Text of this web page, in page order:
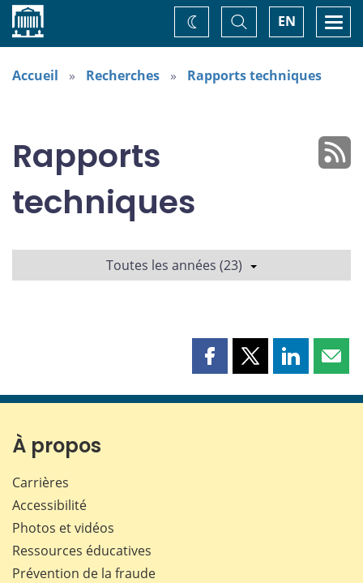
Accueil EN
Basculer
la
recherche
Changez
de
thème
Accueil Recherches Rapports techniques
Rapports
techniques
Toutes les années (23)
Partager
page
Partager
page
Partager
page page
À propos
Carrières
Accessibilité
Photos et vidéos
Ressources éducatives
Prévention de la fraude